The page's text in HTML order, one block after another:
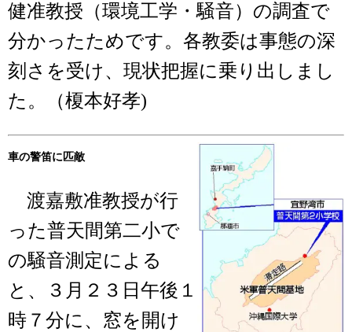
健准教授（環境工学・騒音）の調査で
分かったためです。各教委は事態の深
刻さを受け、現状把握に乗り出しまし
た。（榎本好孝)
車の警笛に匹敵
渡嘉敷准教授が行
った普天間第二小で
の騒音測定による
と、３月２３日午後１
時７分に、窓を開け